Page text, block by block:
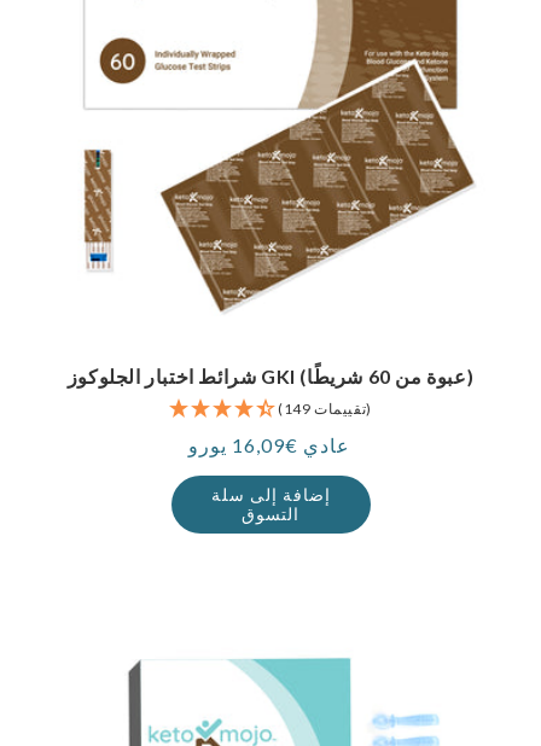
شرائط اختبار الجلوكوز GKI (عبوة من 60 شريطًا)
(149 تقييمات)
سعر عادي €16,09 يورو
إضافة إلى سلة
التسوق